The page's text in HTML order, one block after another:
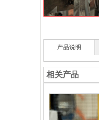
产品说明
相关产品